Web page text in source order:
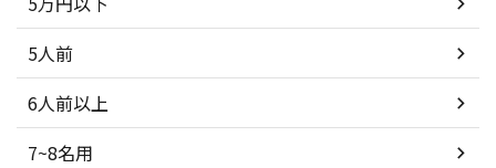
5人前
6人前以上
7~8名用